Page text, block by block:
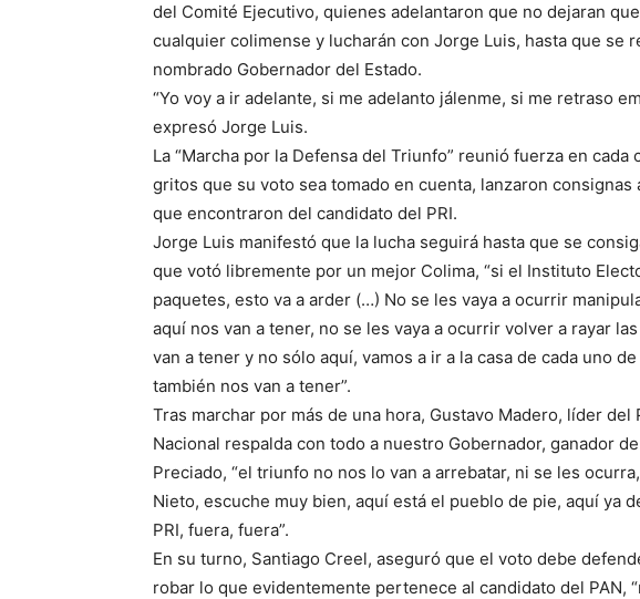
del Comité Ejecutivo, quienes adelantaron que no dejaran
cualquier colimense y lucharán con Jorge Luis, hasta que se
nombrado Gobernador del Estado.
“Yo voy a ir adelante, si me adelanto jálenme, si me retraso
expresó Jorge Luis.
La “Marcha por la Defensa del Triunfo” reunió fuerza en
gritos que su voto sea tomado en cuenta, lanzaron consignas
que encontraron del candidato del PRI.
Jorge Luis manifestó que la lucha seguirá hasta que se
que votó libremente por un mejor Colima, “si el Instituto
paquetes, esto va a arder (…) No se les vaya a ocurrir
aquí nos van a tener, no se les vaya a ocurrir volver a rayar
van a tener y no sólo aquí, vamos a ir a la casa de cada uno
también nos van a tener”.
Tras marchar por más de una hora, Gustavo Madero, líder
Nacional respalda con todo a nuestro Gobernador, ganador
Preciado, “el triunfo no nos lo van a arrebatar, ni se les
Nieto, escuche muy bien, aquí está el pueblo de pie, aquí ya
PRI, fuera, fuera”.
En su turno, Santiago Creel, aseguró que el voto debe
robar lo que evidentemente pertenece al candidato del PAN,